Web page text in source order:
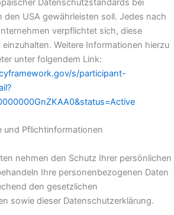
Datenschutzstandards bei
den USA gewährleisten soll. Jedes nach
verpflichtet sich, diese
Weitere Informationen hierzu
unter folgendem Link:
s/participant-
und Pflicht­informationen
nehmen den Schutz Ihrer persönlichen
Ihre personenbezogenen Daten
den gesetzlichen
sowie dieser Datenschutzerklärung.